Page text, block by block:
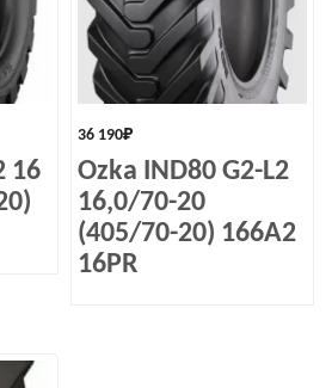
16
36 190₽
Ozka IND80 G2-L2
16,0/70-20
(405/70-20) 166А2
16PR